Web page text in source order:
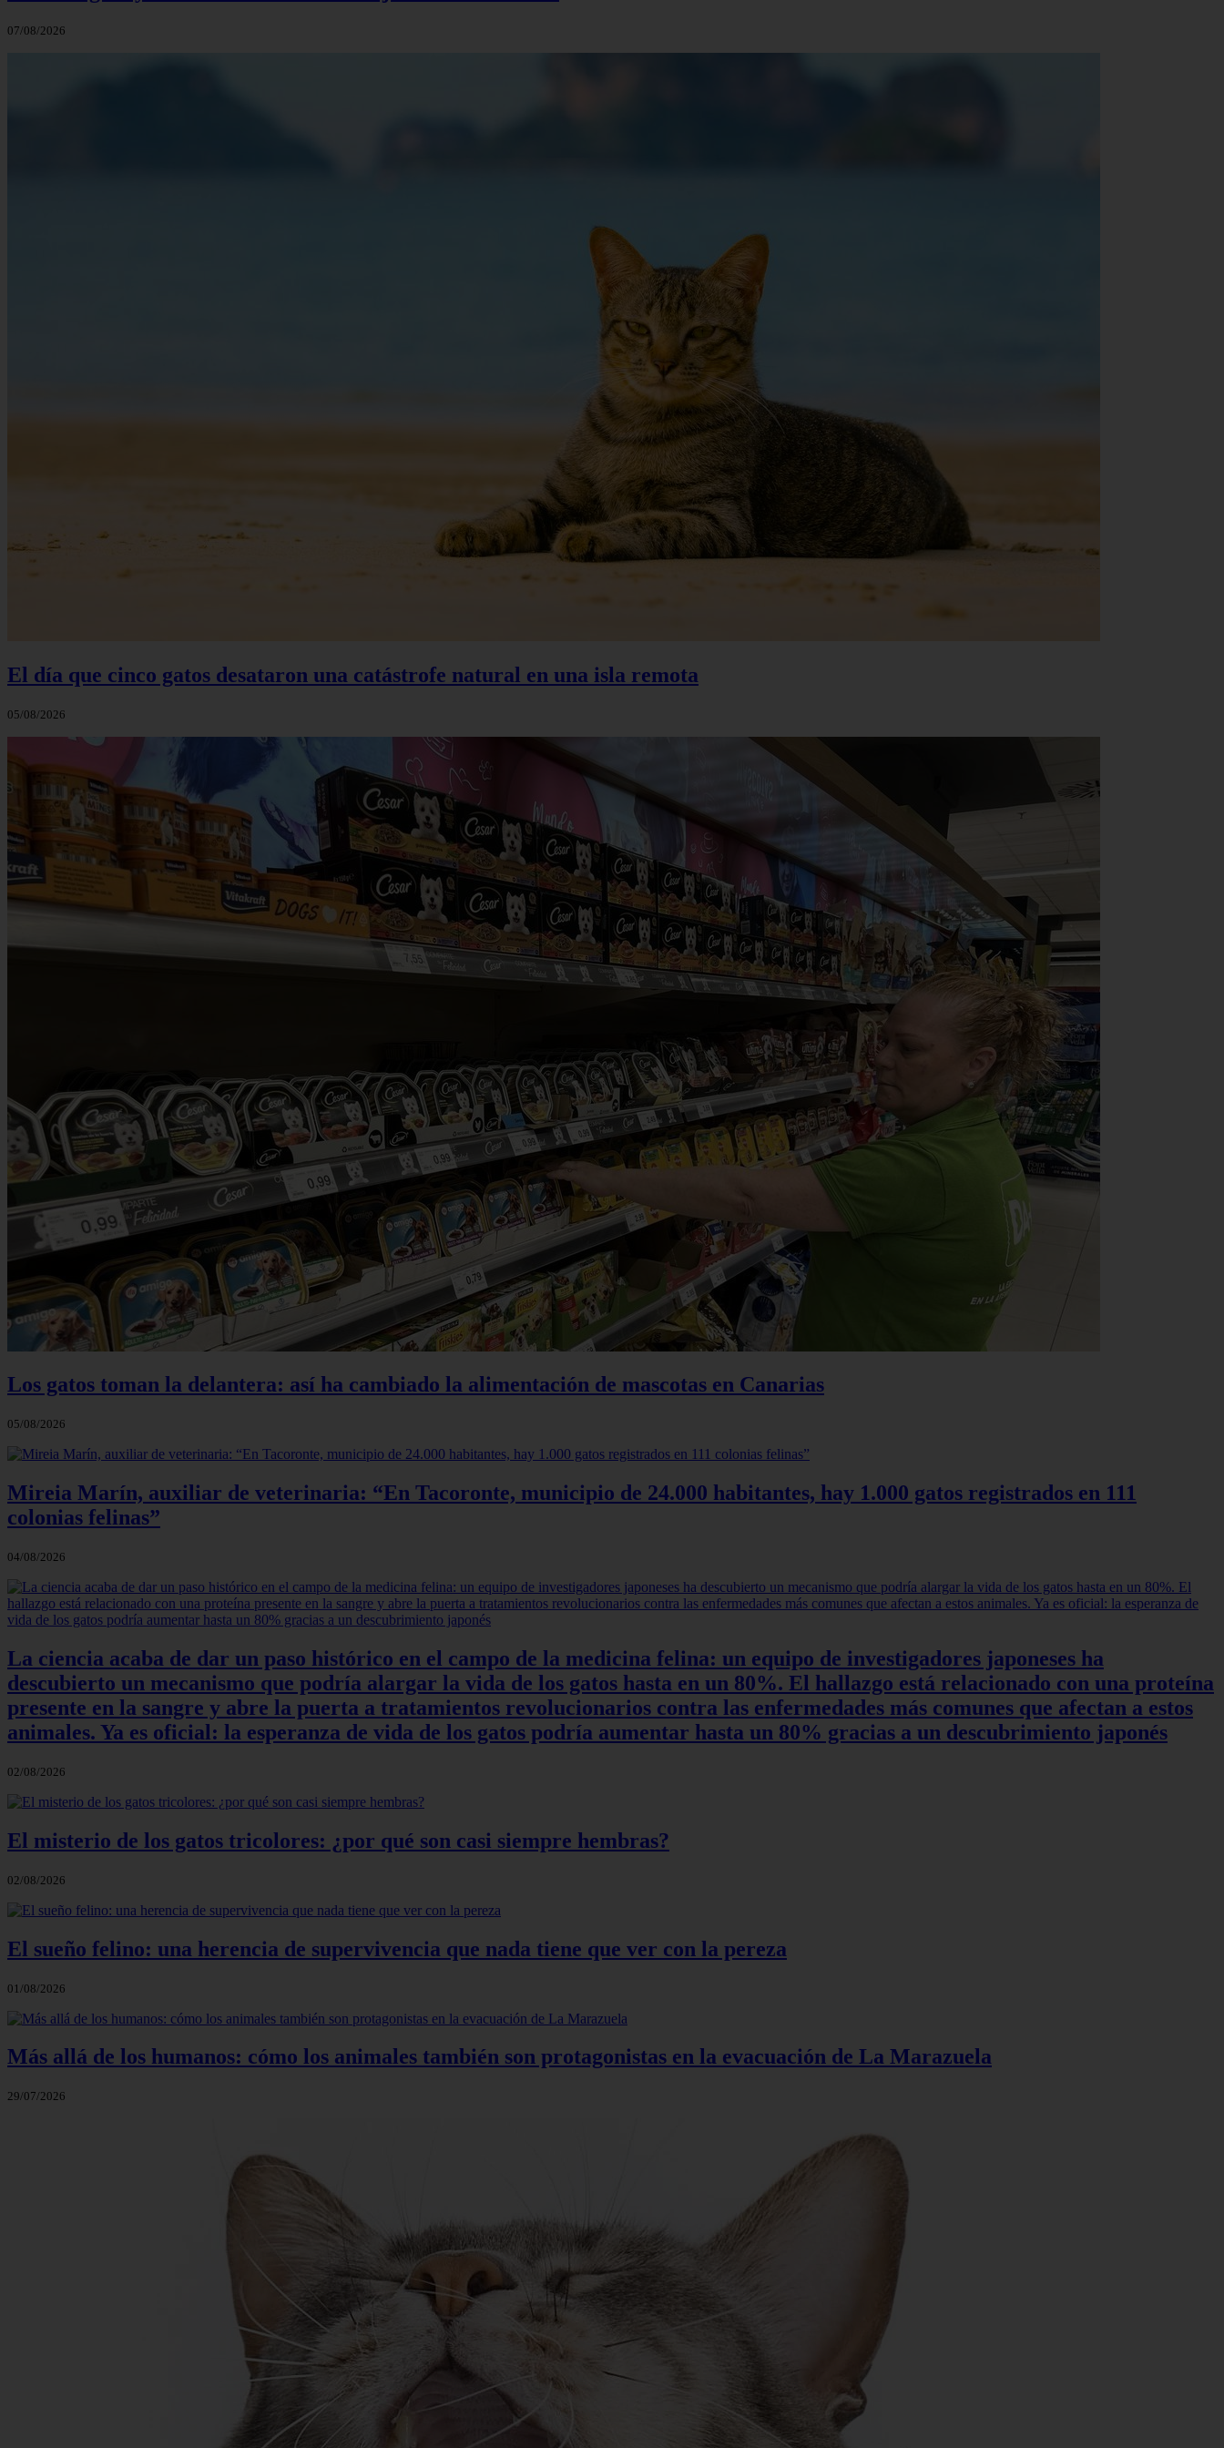
07/08/2026
El día que cinco gatos desataron una catástrofe natural en una isla remota
05/08/2026
Los gatos toman la delantera: así ha cambiado la alimentación de mascotas en Canarias
05/08/2026
Mireia Marín, auxiliar de veterinaria: “En Tacoronte, municipio de 24.000 habitantes, hay 1.000 gatos registrados en 111
colonias felinas”
04/08/2026
La ciencia acaba de dar un paso histórico en el campo de la medicina felina: un equipo de investigadores japoneses ha
descubierto un mecanismo que podría alargar la vida de los gatos hasta en un 80%. El hallazgo está relacionado con una proteína
presente en la sangre y abre la puerta a tratamientos revolucionarios contra las enfermedades más comunes que afectan a estos
animales. Ya es oficial: la esperanza de vida de los gatos podría aumentar hasta un 80% gracias a un descubrimiento japonés
02/08/2026
El misterio de los gatos tricolores: ¿por qué son casi siempre hembras?
02/08/2026
El sueño felino: una herencia de supervivencia que nada tiene que ver con la pereza
01/08/2026
Más allá de los humanos: cómo los animales también son protagonistas en la evacuación de La Marazuela
29/07/2026